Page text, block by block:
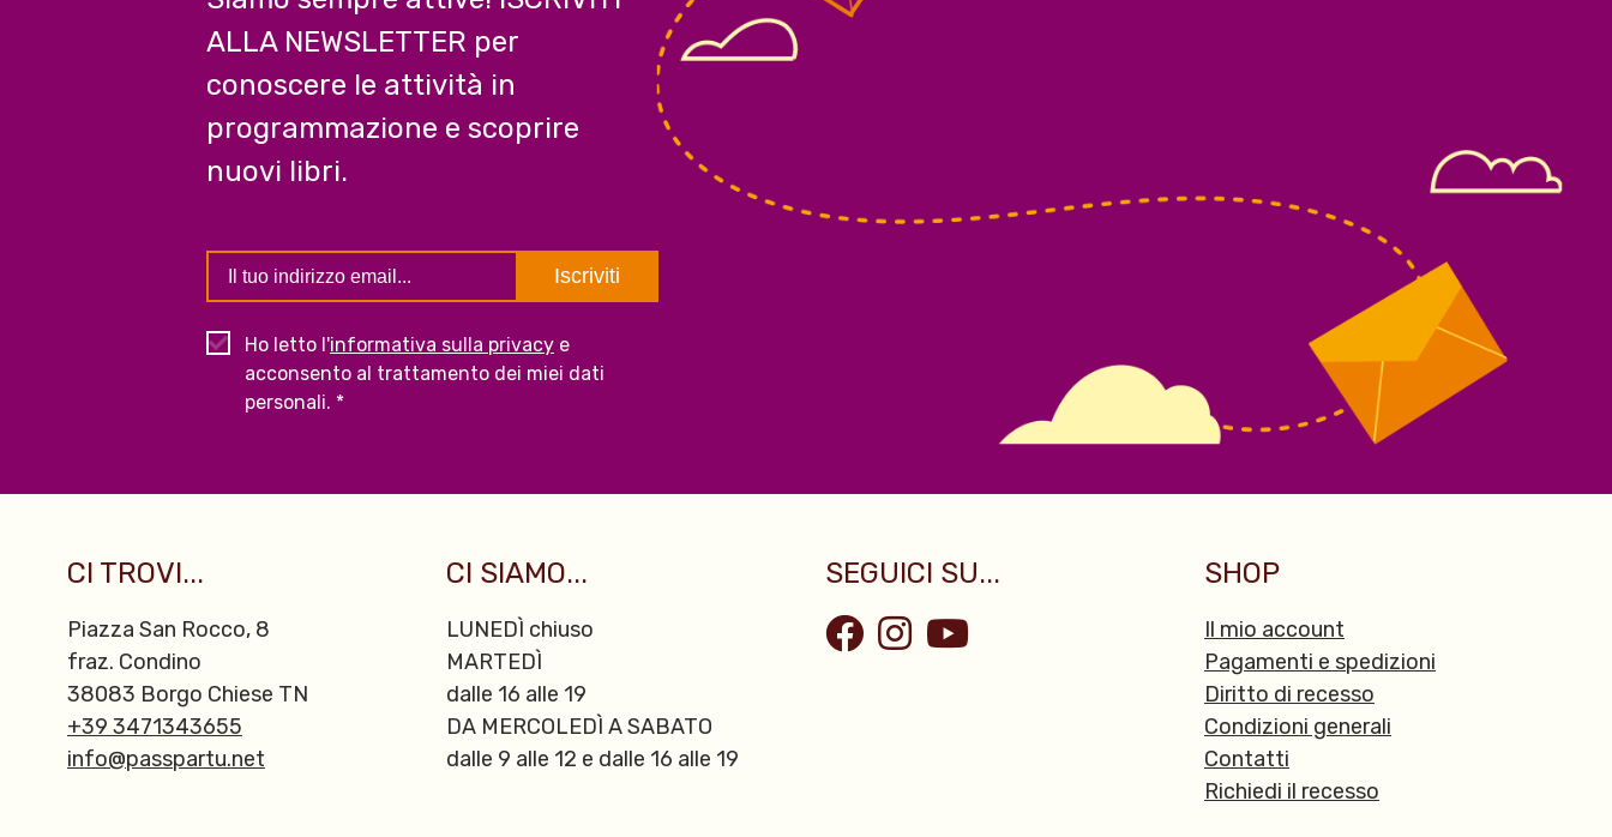
ALLA NEWSLETTER per
conoscere le attività in
programmazione e scoprire
nuovi libri.
Ho letto l'informativa sulla privacy e
acconsento al trattamento dei miei dati
personali. *
CI TROVI...
Piazza San Rocco, 8
fraz. Condino
38083 Borgo Chiese TN
+39 3471343655
info@passpartu.net
CI SIAMO...
LUNEDÌ chiuso
MARTEDÌ
dalle 16 alle 19
DA MERCOLEDÌ A SABATO
dalle 9 alle 12 e dalle 16 alle 19
SEGUICI SU... SHOP
Il mio account
Pagamenti e spedizioni
Diritto di recesso
Condizioni generali
Contatti
Richiedi il recesso